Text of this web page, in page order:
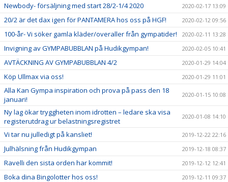
Newbody- försäljning med start 28/2-1/4 2020 2020-02-17 13:09
20/2 är det dax igen för PANTAMERA hos oss på HGF! 2020-02-12 09:56
100-år- Vi söker gamla kläder/overaller från gympatider! 2020-02-11 13:28
Invigning av GYMPABUBBLAN på Hudikgympan! 2020-02-05 10:41
AVTÄCKNING AV GYMPABUBBLAN 4/2 2020-01-29 14:04
Köp Ullmax via oss! 2020-01-29 11:01
Alla Kan Gympa inspiration och prova på pass den 18
januari!
2020-01-15 10:08
Ny lag ökar tryggheten inom idrotten – ledare ska visa
registerutdrag ur belastningsregistret
2020-01-08 14:10
Vi tar nu julledigt på kansliet! 2019-12-22 22:16
Julhälsning från Hudikgympan 2019-12-18 08:37
Ravelli den sista orden har kommit! 2019-12-12 12:41
Boka dina Bingolotter hos oss! 2019-12-11 09:37